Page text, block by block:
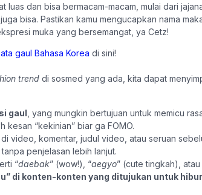
luas dan bisa bermacam-macam, mulai dari
bisa. Pastikan kamu mengucapkan nama
muka yang bersemangat, ya Cetz!
gaul Bahasa Korea di sini!
trend di sosmed yang ada, kita dapat
gaul , yang mungkin bertujuan untuk memicu
kesan “kekinian” biar ga FOMO.
video, komentar, judul video, atau seruan
penjelasan lebih lanjut.
“daebak” (wow!), “aegyo” (cute tingkah), atau
di konten-konten yang ditujukan untuk